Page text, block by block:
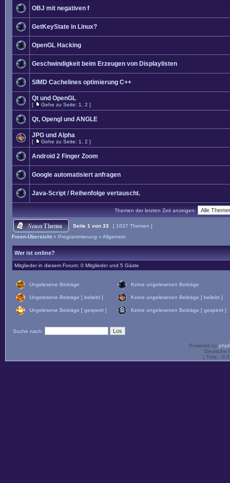
OBJ mit negativen f
GetKeyState in Linux?
OpenGL Hacking
Geschwindigkeit beim Erzeugen von Displaylisten
SIMD Cachelines optimierung C++
Qt und OpenGL
[ Gehe zu Seite: 1 2 ]
Qt, Opengl und ANGLE
JPG und Alpha
[ Gehe zu Seite: 1 2 ]
Android 2 Finger Zoom
Google automatisiert anfragen
Java-Script / Reihenfolge vertauscht.
Themen der letzten Zeit anzeigen:
Seite 1 von 33
[ 1637 Themen ]
Foren-Übersicht » Programmierung » Allgemein
Wer ist online?
Mitglieder in diesem Forum: 0 Mitglieder und 5 Gäste
Ungelesene Beiträge Keine ungelesenen Beiträge
Ungelesene Beiträge [ beliebt ] Keine ungelesenen Beiträge [ beliebt ]
Ungelesene Beiträge [ gesperrt ] Keine ungelesenen Beiträge [ gesperrt ]
Suche nach:
Powered by
Deutsche
[ Time :